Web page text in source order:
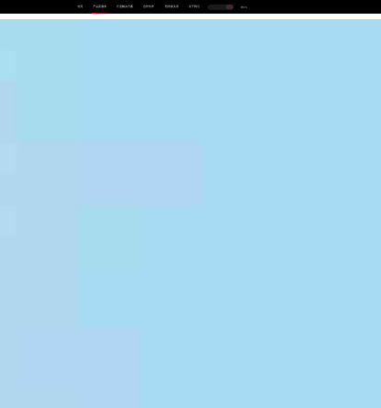
首页 产品及服务 行业解决方案 合作伙伴 投资者关系 关于我们 中EN